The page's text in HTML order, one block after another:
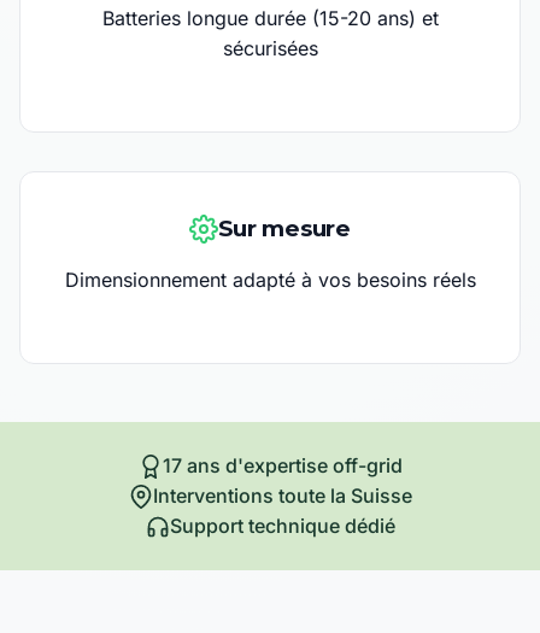
Batteries longue durée (15-20 ans) et
sécurisées
Sur mesure
Dimensionnement adapté à vos besoins réels
17 ans d'expertise off-grid
Interventions toute la Suisse
Support technique dédié